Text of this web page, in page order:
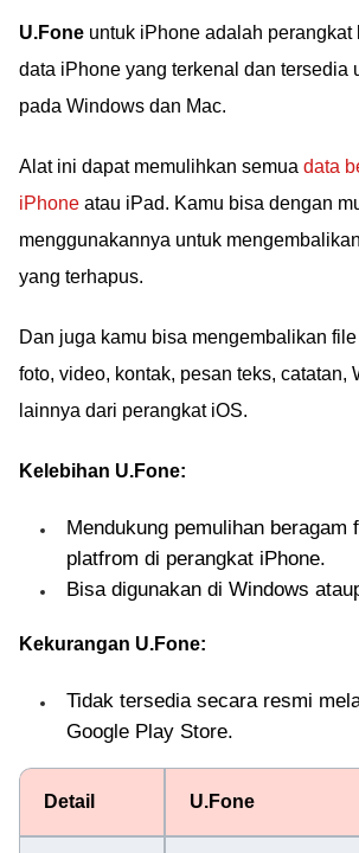
U.Fone untuk iPhone adalah perangkat
data iPhone yang terkenal dan tersedia
pada Windows dan Mac.
Alat ini dapat memulihkan semua data
iPhone atau iPad. Kamu bisa dengan
menggunakannya untuk
yang terhapus.
Dan juga kamu bisa mengembalikan
foto, video, kontak, pesan teks, catatan,
lainnya dari perangkat iOS.
Kelebihan U.Fone:
Mendukung pemulihan beragam
platfrom di perangkat iPhone.
Bisa digunakan di Windows
Kekurangan U.Fone:
Tidak tersedia secara resmi
Google Play Store.
Detail U.Fone